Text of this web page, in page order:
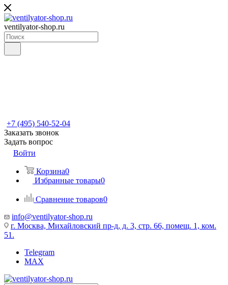
ventilyator-shop.ru
+7 (495) 540-52-04
Заказать звонок
Задать вопрос
Войти
Корзина0
Избранные товары0
Сравнение товаров0
info@ventilyator-shop.ru
г. Москва, Михайловский пр-д, д. 3, cтр. 66, помещ. 1, ком.
51.
Telegram
MAX